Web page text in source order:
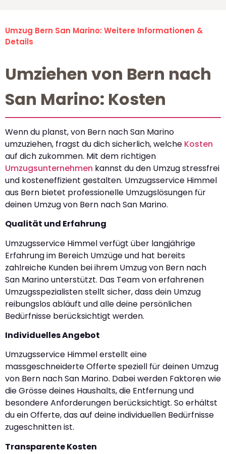
Umzug Bern San Marino: Weitere Informationen &
Details
Umziehen von Bern nach
San Marino: Kosten
Wenn du planst, von Bern nach San Marino
umzuziehen, fragst du dich sicherlich, welche Kosten
auf dich zukommen. Mit dem richtigen
Umzugsunternehmen kannst du den Umzug stressfrei
und kosteneffizient gestalten. Umzugsservice Himmel
aus Bern bietet professionelle Umzugslösungen für
deinen Umzug von Bern nach San Marino.
Qualität und Erfahrung
Umzugsservice Himmel verfügt über langjährige
Erfahrung im Bereich Umzüge und hat bereits
zahlreiche Kunden bei ihrem Umzug von Bern nach
San Marino unterstützt. Das Team von erfahrenen
Umzugsspezialisten stellt sicher, dass dein Umzug
reibungslos abläuft und alle deine persönlichen
Bedürfnisse berücksichtigt werden.
Individuelles Angebot
Umzugsservice Himmel erstellt eine
massgeschneiderte Offerte speziell für deinen Umzug
von Bern nach San Marino. Dabei werden Faktoren wie
die Grösse deines Haushalts, die Entfernung und
besondere Anforderungen berücksichtigt. So erhältst
du ein Offerte, das auf deine individuellen Bedürfnisse
zugeschnitten ist.
Transparente Kosten